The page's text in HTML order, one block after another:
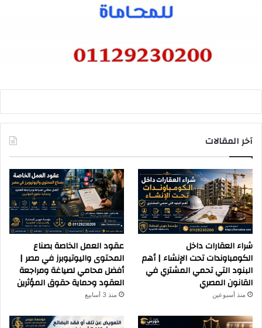
آخر المقالات
شراء العقارات داخل
الكومباوندات تحت الإنشاء | أهم
البنود التي تحمي المشتري في
القانون المصري
منذ أسبوعين
عقود العمل الخاصة بصناع
المحتوى واليوتيوبرز في مصر |
أفضل محامي لصياغة ومراجعة
العقود وحماية حقوق المؤثرين
منذ 3 أسابيع